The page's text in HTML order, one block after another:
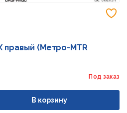
правый (Метро-MTR
Под заказ
В корзину